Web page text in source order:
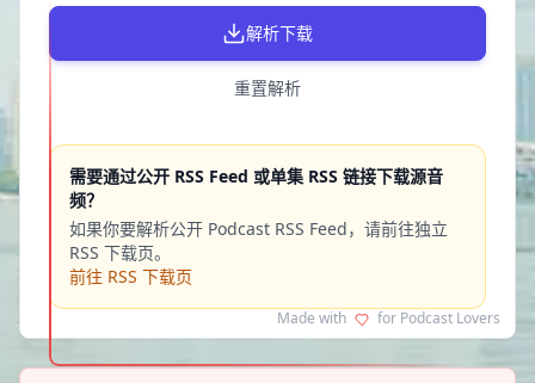
解析下载
重置解析
需要通过公开 RSS Feed 或单集 RSS 链接下载源音
频？
如果你要解析公开 Podcast RSS Feed，请前往独立
RSS 下载页。
前往 RSS 下载页
Made with for Podcast Lovers